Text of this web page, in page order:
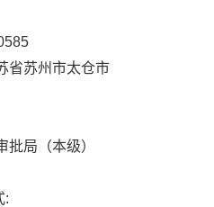
省苏州市太仓市
批局（本级）
: